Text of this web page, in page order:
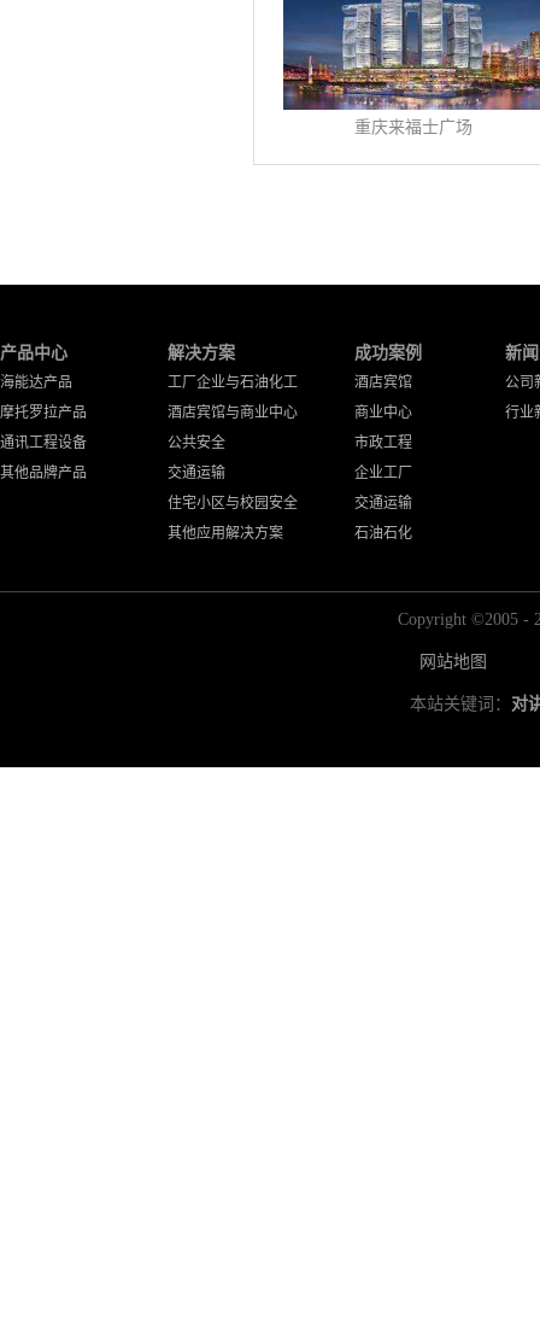
重庆来福士广场
产品中心
海能达产品
摩托罗拉产品
通讯工程设备
其他品牌产品
解决方案
工厂企业与石油化工
酒店宾馆与商业中心
公共安全
交通运输
住宅小区与校园安全
其他应用解决方案
成功案例
酒店宾馆
商业中心
市政工程
企业工厂
交通运输
石油石化
新
公司
行业
Copyright ©2005 -
网站地图
本站关键词： 对